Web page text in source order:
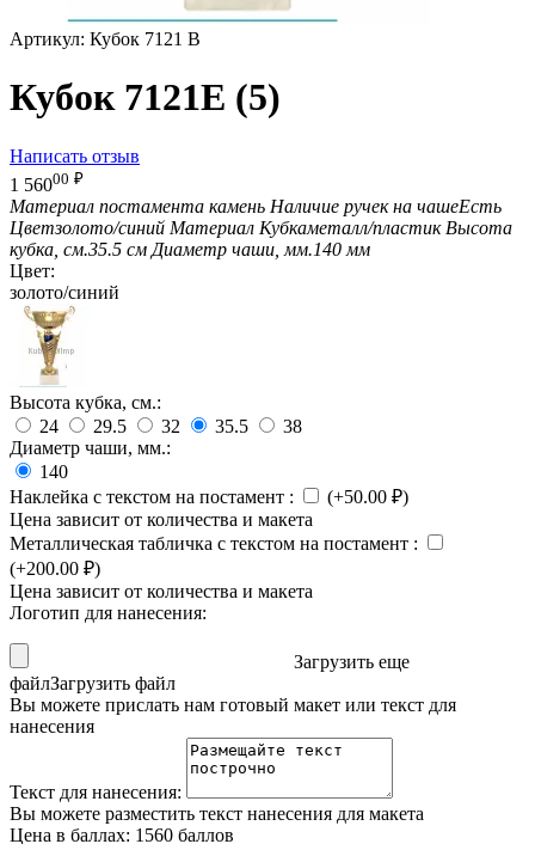
Артикул: Кубок 7121 B
Кубок 7121E (5)
Написать отзыв
1 56000 ₽
Материал постамента камень Наличие ручек на чашеЕсть
Цветзолото/синий Материал Кубкаметалл/пластик Высота
кубка, см.35.5 см Диаметр чаши, мм.140 мм
Цвет:
золото/синий
Высота кубка, см.:
24
29.5 32 35.5
38
Диаметр чаши, мм.:
140
Наклейка с текстом на постамент : (+50.00 ₽)
Цена зависит от количества и макета
Металлическая табличка с текстом на постамент :
(+200.00 ₽)
Цена зависит от количества и макета
Логотип для нанесения:
Загрузить еще
файлЗагрузить файл
Вы можете прислать нам готовый макет или текст для
нанесения
Текст для нанесения:
Вы можете разместить текст нанесения для макета
Цена в баллах: 1560 баллов